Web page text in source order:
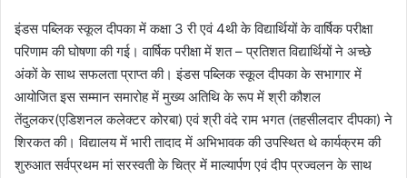
इंडस पब्लिक स्कूल दीपका में कक्षा 3 री एवं 4थी के विद्यार्थियों के वार्षिक परीक्षा
परिणाम की घोषणा की गई। वार्षिक परीक्षा में शत – प्रतिशत विद्यार्थियों ने अच्छे
अंकों के साथ सफलता प्राप्त की। इंडस पब्लिक स्कूल दीपका के सभागार में
आयोजित इस सम्मान समारोह में मुख्य अतिथि के रूप में श्री कौशल
तेंदुलकर(एडिशनल कलेक्टर कोरबा) एवं श्री वंदे राम भगत (तहसीलदार दीपका) ने
शिरकत की। विद्यालय में भारी तादाद में अभिभावक की उपस्थित थे कार्यक्रम की
शुरुआत सर्वप्रथम मां सरस्वती के चित्र में माल्यार्पण एवं दीप प्रज्वलन के साथ